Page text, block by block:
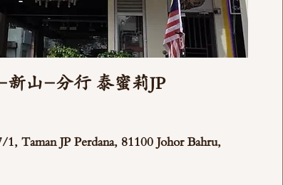
新山-分行 泰蜜莉JP
1, Taman JP Perdana, 81100 Johor Bahru,